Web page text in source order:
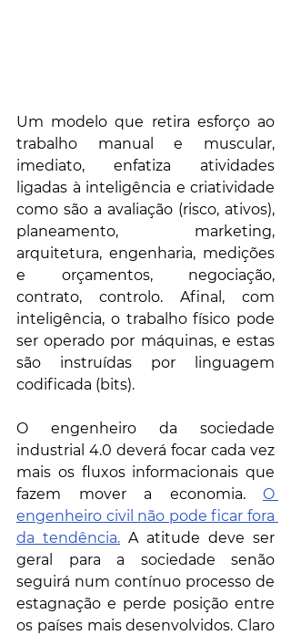
Um modelo que retira esforço ao
trabalho manual e muscular,
imediato, enfatiza atividades
ligadas à inteligência e criatividade
como são a avaliação (risco, ativos),
planeamento, marketing,
arquitetura, engenharia, medições
e orçamentos, negociação,
contrato, controlo. Afinal, com
inteligência, o trabalho físico pode
ser operado por máquinas, e estas
são instruídas por linguagem
codificada (bits).
O engenheiro da sociedade
industrial 4.0 deverá focar cada vez
mais os fluxos informacionais que
fazem mover a economia. O
engenheiro civil não pode ficar fora
da tendência. A atitude deve ser
geral para a sociedade senão
seguirá num contínuo processo de
estagnação e perde posição entre
os países mais desenvolvidos. Claro